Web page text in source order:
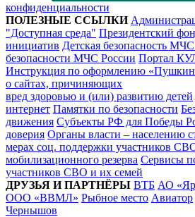
конфиденциальности
ПОЛЕЗНЫЕ ССЫЛКИ
"Доступная среда" Президентский
инициатив Детская безопасность
безопасности МЧС России Портал
Инструкция по оформлению
о сайтах, причиняющих
вред здоровью и (или) развитию детей
интернет Памятки по безопасности
движения Субъекты РФ для Победы
доверия Органы власти – населению
мерах соц. поддержки участников
мобилизационного резерва Сервисы
участников СВО и их семей
ДРУЗЬЯ И ПАРТНЁРЫ ВТБ АО
ООО «ВВМЛ» Рыбное место Авиатор
Чернышов